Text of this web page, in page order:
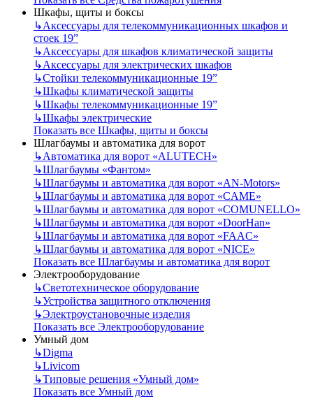
Шкафы, щиты и боксы
↳Аксессуары для телекоммуникационных шкафов и
стоек 19”
↳Аксессуары для шкафов климатической защиты
↳Аксессуары для электрических шкафов
↳Стойки телекоммуникационные 19”
↳Шкафы климатической защиты
↳Шкафы телекоммуникационные 19”
↳Шкафы электрические
Показать все Шкафы, щиты и боксы
Шлагбаумы и автоматика для ворот
↳Автоматика для ворот «ALUTECH»
↳Шлагбаумы «Фантом»
↳Шлагбаумы и автоматика для ворот «AN-Motors»
↳Шлагбаумы и автоматика для ворот «CAME»
↳Шлагбаумы и автоматика для ворот «COMUNELLO»
↳Шлагбаумы и автоматика для ворот «DoorHan»
↳Шлагбаумы и автоматика для ворот «FAAC»
↳Шлагбаумы и автоматика для ворот «NICE»
Показать все Шлагбаумы и автоматика для ворот
Электрооборудование
↳Светотехническое оборудование
↳Устройства защитного отключения
↳Электроустановочные изделия
Показать все Электрооборудование
Умный дом
↳Digma
↳Livicom
↳Типовые решения «Умный дом»
Показать все Умный дом